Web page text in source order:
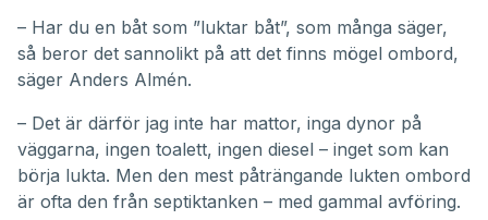
– Har du en båt som ”luktar båt”, som många säger,
så beror det sannolikt på att det finns mögel ombord,
säger Anders Almén.
– Det är därför jag inte har mattor, inga dynor på
väggarna, ingen toalett, ingen diesel – inget som kan
börja lukta. Men den mest påträngande lukten ombord
är ofta den från septiktanken – med gammal avföring.